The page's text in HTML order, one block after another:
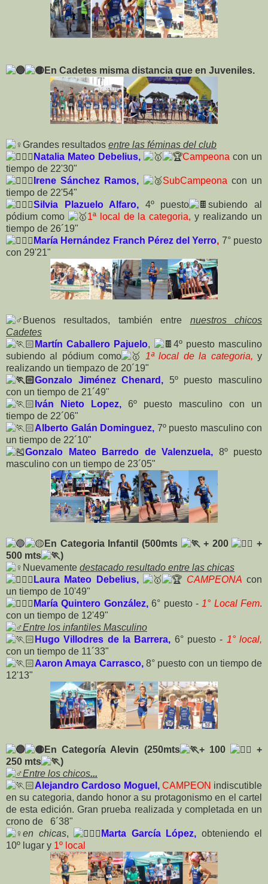
En Cadetes misma distancia que en Juveniles.
Grandes resultados entre las féminas del club
Natalia Mateo Debelius,
Campeona con un
tiempo de 22'30"
Irene Sánchez Ramos,
SubCampeona con un
tiempo de 22'54"
Silvia Plazuelo Alfaro, 4º puesto
subiendo al
pódium como
1ª local de la categoria, y realizando un
tiempo de 26´19"
María Hernández Franch Pérez del Yerro, 7° puesto
con 29'21"
Buenos resultados, también entre nuestros chicos
Cadetes
Martín Caballero Pajuelo,
4º puesto masculino
subiendo al pódium como
1ª local de la categoria, y
realizando un tiempazo de 20´19"
Gonzalo Jiménez Chenard, 5º puesto masculino
con un tiempo de 21´49"
Iván Nieto Lopez, 6º puesto masculino con un
tiempo de 22´06"
Alberto Galán Dominguez, 7º puesto masculino con
un tiempo de 22´10"
Gonzalo Mateo Barredo de Valenzuela, 8º puesto
masculino con un tiempo de 23´05"
En Categoria Infantil (500mts + 200
+
500 mts
)
Nuevamente destacado resultado entre las chicas
Laura Mateo Debelius,
CAMPEONA con
un tiempo de 10'49"
María Quintero González,6° puesto -1° Local Fem.
con un tiempo de 12'49"
Entre los infantiles Masculino
Hugo Villodres de la Barrera, 6° puesto - 1° local,
con un tiempo de 11´33"
Aaron Amaya Carrasco,8° puesto con un tiempo de
12'13"
En Categoría Alevin (250mts + 100
+
250 mts
)
Entre los chicos...
Alejandro Cardoso Moguel, CAMPEON indiscutible
en su categoria, dando honor a su protagonismo en el cartel
de esta edición. Gran prueba realizada y completada en un
crono de
6´38"
en chicas, Marta García López, obteniendo el
10º lugar y 1º local